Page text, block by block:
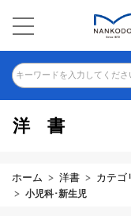
キーワードを入力してくださ
洋書
ホーム 洋書 カテゴ
小児科･新生児